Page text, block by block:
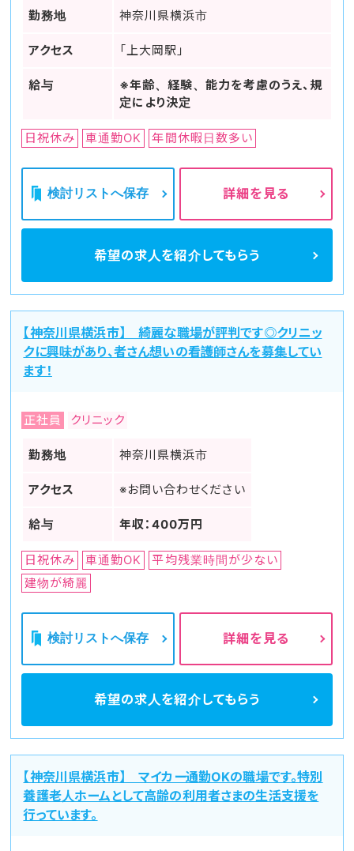
勤務地 神奈川県横浜市
アクセス 「上大岡駅」
給与
※年齢、経験、能力を考慮のうえ、規
定により決定
日祝休み 車通勤OK 年間休暇日数多い
検討リストへ保存 詳細を見る
希望の求人を紹介してもらう
【神奈川県横浜市】 綺麗な職場が評判です◎クリニッ
クに興味があり、者さん想いの看護師さんを募集してい
ます！
正社員 クリニック
勤務地 神奈川県横浜市
アクセス ※お問い合わせください
給与 年収：400万円
日祝休み 車通勤OK
平均残業時間が少ない
建物が綺麗
検討リストへ保存 詳細を見る
希望の求人を紹介してもらう
【神奈川県横浜市】 マイカー通勤OKの職場です。特別
養護老人ホームとして高齢の利用者さまの生活支援を
行っています。